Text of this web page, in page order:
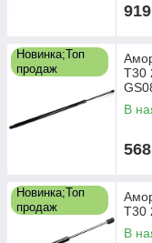
919
Новинка;Топ
продаж
T30
В
568
Новинка;Топ
продаж
T30
В